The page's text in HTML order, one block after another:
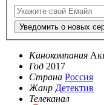
Уведомить о новых
Кинокомпания
Год 2017
Страна Россия
Жанр Детектив
Телеканал